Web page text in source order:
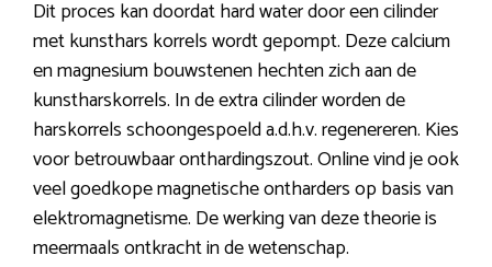
Dit proces kan doordat hard water door een cilinder
met kunsthars korrels wordt gepompt. Deze calcium
en magnesium bouwstenen hechten zich aan de
kunstharskorrels. In de extra cilinder worden de
harskorrels schoongespoeld a.d.h.v. regenereren. Kies
voor betrouwbaar onthardingszout. Online vind je ook
veel goedkope magnetische ontharders op basis van
elektromagnetisme. De werking van deze theorie is
meermaals ontkracht in de wetenschap.